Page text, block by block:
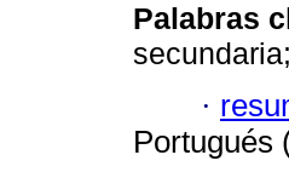
Palabras
·
Portugués